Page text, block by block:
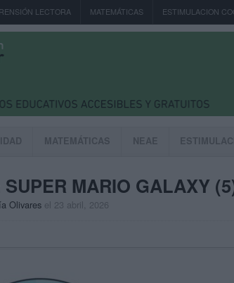
LECTORA MATEMÁTICAS ESTIMULACION
MATEMÁTICAS NEAE
MARIO GALAXY
Olivares el 23 abril, 2026